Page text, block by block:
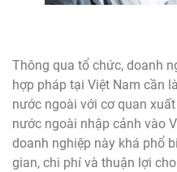
Thông qua tổ chức, doanh
hợp pháp tại Việt Nam cần
nước ngoài với cơ quan
nước ngoài nhập cảnh vào
doanh nghiệp này khá phổ
gian, chi phí và thuận lợi